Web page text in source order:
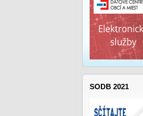
SODB 2021